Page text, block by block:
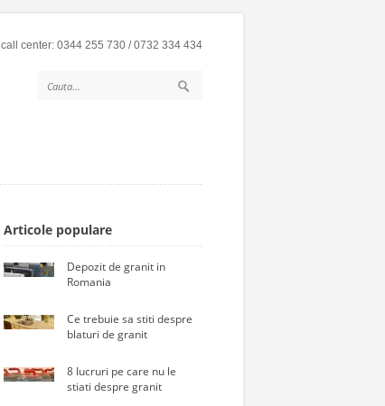
call center: 0344 255 730 / 0732 334 434
Articole populare
Depozit de granit in
Romania
Ce trebuie sa stiti despre
blaturi de granit
8 lucruri pe care nu le
stiati despre granit